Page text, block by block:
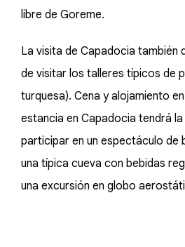
libre de Goreme.
La visita de Capadocia también
de visitar los talleres típicos de
turquesa). Cena y alojamiento
estancia en Capadocia tendrá
participar en un espectáculo de
una típica cueva con bebidas
una excursión en globo